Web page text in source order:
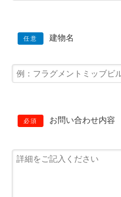
任意 建物名
必須 お問い合わせ内容